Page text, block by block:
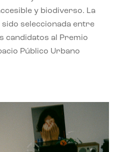
y biodiverso. La
seleccionada entre
candidatos al Premio
Público Urbano